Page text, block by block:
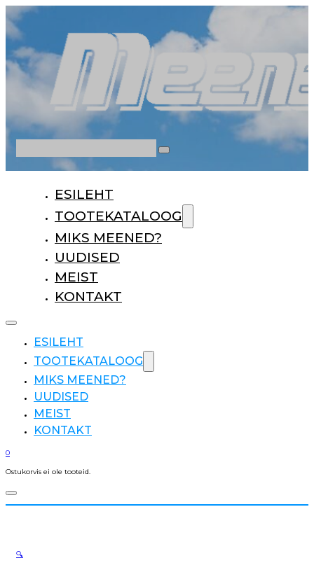
ESILEHT
TOOTEKATALOOG
MIKS MEENED?
UUDISED
MEIST
KONTAKT
ESILEHT
TOOTEKATALOOG
MIKS MEENED?
UUDISED
MEIST
KONTAKT
0
Ostukorvis ei ole tooteid.
🔍